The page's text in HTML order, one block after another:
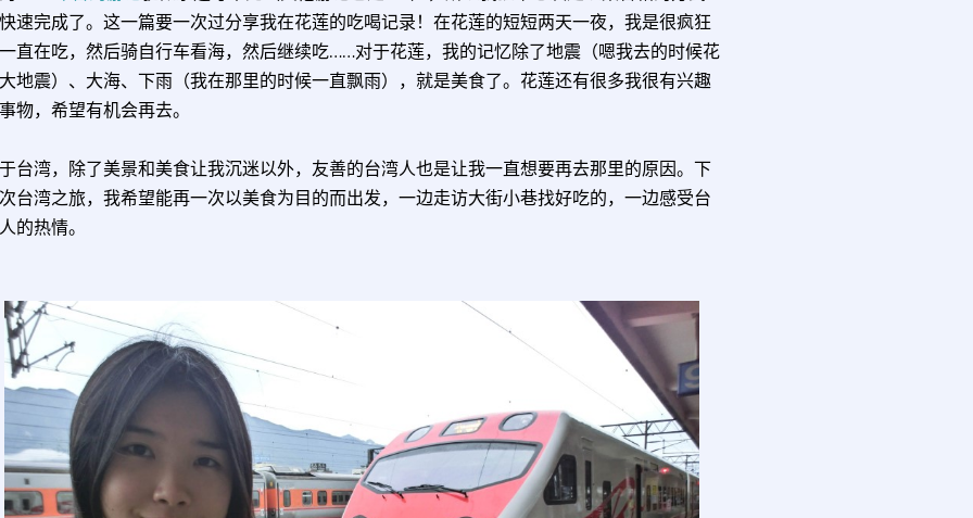
速完成了。这一篇要一次过分享我在花莲的吃喝记录！在花莲的短短两天一夜，我是很疯狂
直在吃，然后骑自行车看海，然后继续吃……对于花莲，我的记忆除了地震（嗯我去的时候花
地震）、大海、下雨（我在那里的时候一直飘雨），就是美食了。花莲还有很多我很有兴趣
物，希望有机会再去。
台湾，除了美景和美食让我沉迷以外，友善的台湾人也是让我一直想要再去那里的原因。下
台湾之旅，我希望能再一次以美食为目的而出发，一边走访大街小巷找好吃的，一边感受台
的热情。